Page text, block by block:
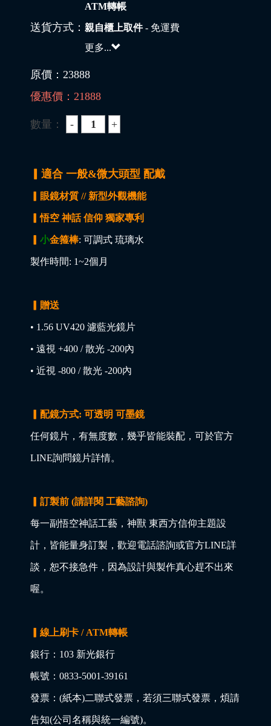
ATM轉帳
送貨方式： 親自櫃上取件- 免運費
更多...
原價： 23888
優惠價： 21888
數量：
▎適合 一般&微大頭型 配戴
▎眼鏡材質 // 新型外觀機能
▎悟空 神話 信仰 獨家專利
小金箍棒: 可調式 琉璃水
製作時間: 1~2個月
▎贈送
• 1.56 UV420 濾藍光鏡片
• 遠視 +400 / 散光 -200內
• 近視 -800 / 散光 -200內
▎配鏡方式: 可透明 可墨鏡
任何鏡片，有無度數，幾乎皆能裝配，可於官方
LINE詢問鏡片詳情。
▎訂製前 (請詳閱 工藝諮詢)
每一副悟空神話工藝，神獸 東西方信仰主題設
計，皆能量身訂製，歡迎電話諮詢或官方LINE詳
談，恕不接急件，因為設計與製作真心趕不出來
喔。
▎線上刷卡 / ATM轉帳
銀行：103 新光銀行
帳號：0833-5001-39161
發票：(紙本)二聯式發票，若須三聯式發票，煩請
告知(公司名稱與統一編號)。